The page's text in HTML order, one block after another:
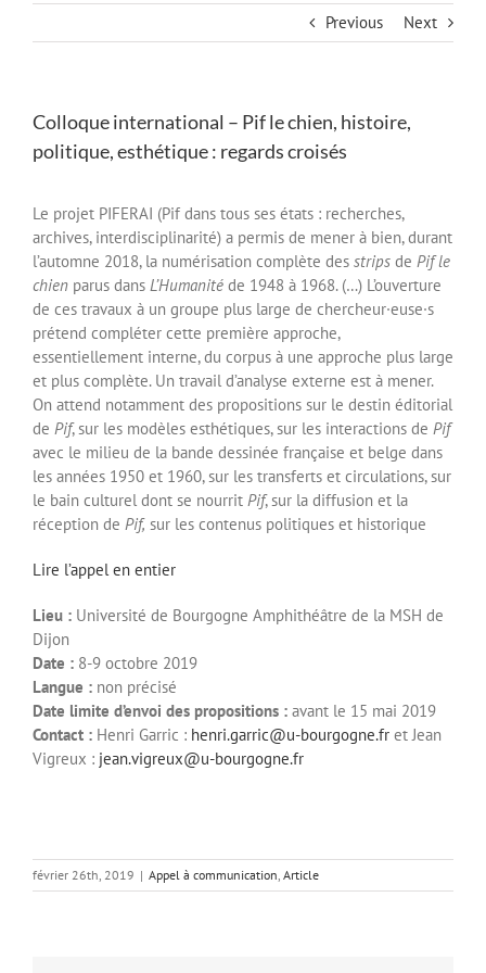
Previous Next
Colloque international – Pif le chien, histoire,
politique, esthétique : regards croisés
Le projet PIFERAI (Pif dans tous ses états : recherches,
archives, interdisciplinarité) a permis de mener à bien, durant
l’automne 2018, la numérisation complète des strips de Pif le
chien parus dans L’Humanité de 1948 à 1968. (…) L’ouverture
de ces travaux à un groupe plus large de chercheur·euse·s
prétend compléter cette première approche,
essentiellement interne, du corpus à une approche plus large
et plus complète. Un travail d’analyse externe est à mener.
On attend notamment des propositions sur le destin éditorial
de Pif, sur les modèles esthétiques, sur les interactions de Pif
avec le milieu de la bande dessinée française et belge dans
les années 1950 et 1960, sur les transferts et circulations, sur
le bain culturel dont se nourrit Pif, sur la diffusion et la
réception de Pif, sur les contenus politiques et historique
Lire l’appel en entier
Lieu : Université de Bourgogne Amphithéâtre de la MSH de
Dijon
Date : 8-9 octobre 2019
Langue : non précisé
Date limite d’envoi des propositions : avant le 15 mai 2019
Contact : Henri Garric : henri.garric@u-bourgogne.fr et Jean
Vigreux : jean.vigreux@u-bourgogne.fr
février 26th, 2019 | Appel à communication, Article